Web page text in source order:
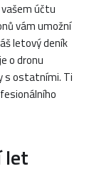
účtu
vám umožní
letový deník
o dronu
s ostatními. Ti
let